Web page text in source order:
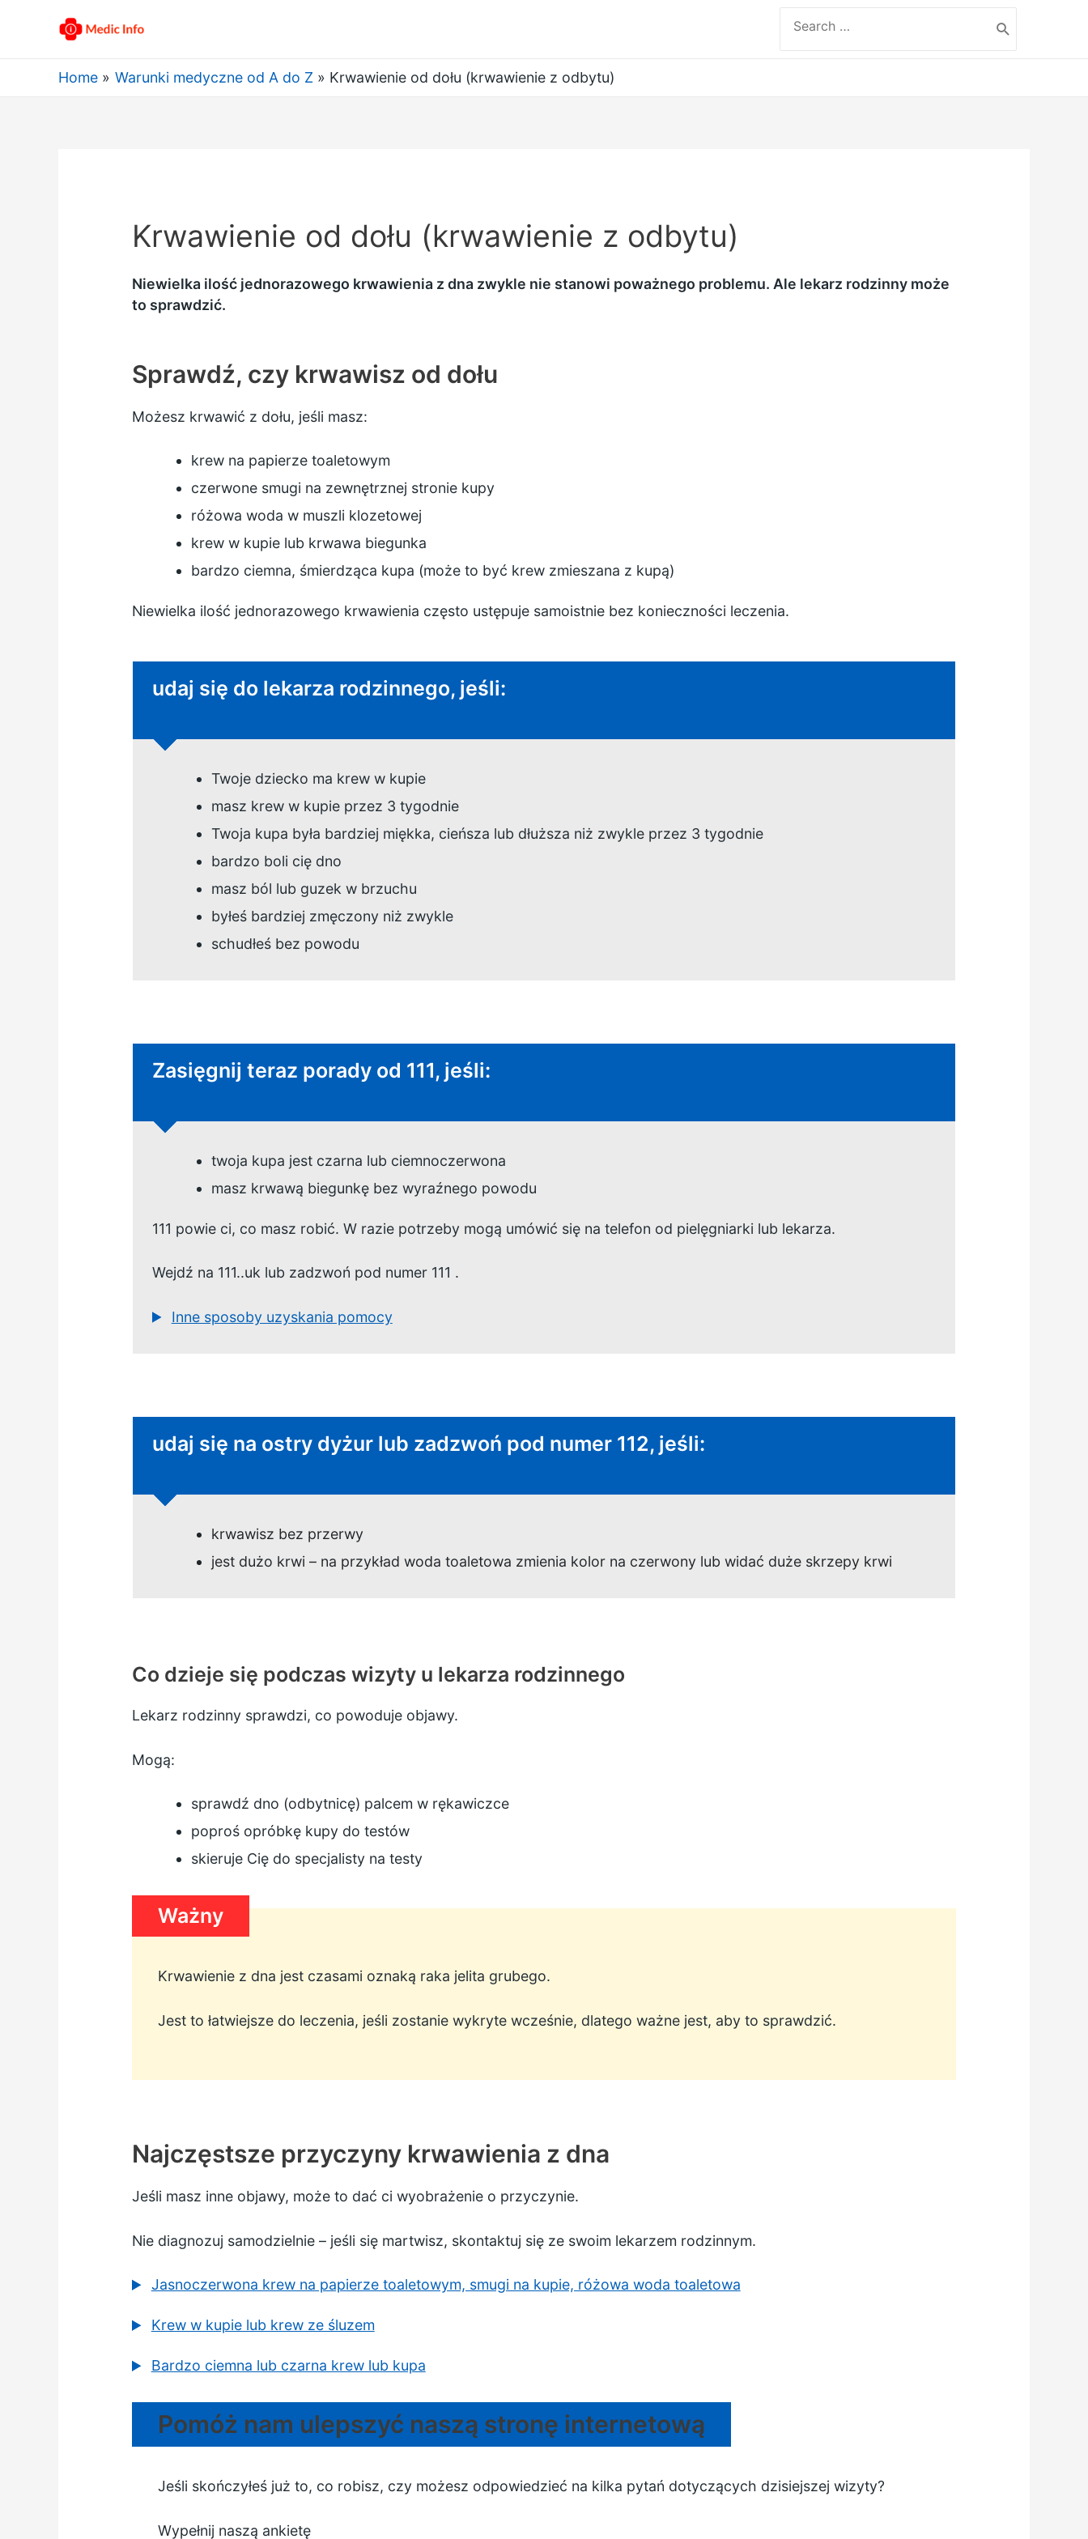
for:
Home Warunki medyczne od A do Z Krwawienie od dołu (krwawienie z odbytu)
Krwawienie od dołu (krwawienie z odbytu)
Niewielka ilość jednorazowego krwawienia z dna zwykle nie stanowi poważnego problemu. Ale lekarz rodzinny może
to sprawdzić.
Sprawdź, czy krwawisz od dołu
Możesz krwawić z dołu, jeśli masz:
krew na papierze toaletowym
czerwone smugi na zewnętrznej stronie kupy
różowa woda w muszli klozetowej
krew w kupie lub krwawa biegunka
bardzo ciemna, śmierdząca kupa (może to być krew zmieszana z kupą)
Niewielka ilość jednorazowego krwawienia często ustępuje samoistnie bez konieczności leczenia.
Niepilna porada:
udaj się do lekarza rodzinnego, jeśli:
Twoje dziecko ma krew w kupie
masz krew w kupie przez 3 tygodnie
Twoja kupa była bardziej miękka, cieńsza lub dłuższa niż zwykle przez 3 tygodnie
bardzo boli cię dno
masz ból lub guzek w brzuchu
byłeś bardziej zmęczony niż zwykle
schudłeś bez powodu
Pilna rada:
Zasięgnij teraz porady od 111, jeśli:
twoja kupa jest czarna lub ciemnoczerwona
masz krwawą biegunkę bez wyraźnego powodu
111 powie ci, co masz robić. W razie potrzeby mogą umówić się na telefon od pielęgniarki lub lekarza.
Wejdź na 111..uk lub zadzwoń pod numer 111 .
Inne sposoby uzyskania pomocy
Wymagane natychmiastowe działanie:
udaj się na ostry dyżur lub zadzwoń pod numer 112, jeśli:
krwawisz bez przerwy
jest dużo krwi – na przykład woda toaletowa zmienia kolor na czerwony lub widać duże skrzepy krwi
Co dzieje się podczas wizyty u lekarza rodzinnego
Lekarz rodzinny sprawdzi, co powoduje objawy.
Mogą:
sprawdź dno (odbytnicę) palcem w rękawiczce
poproś opróbkę kupy do testów
skieruje Cię do specjalisty na testy
Ważny
Krwawienie z dna jest czasami oznaką raka jelita grubego.
Jest to łatwiejsze do leczenia, jeśli zostanie wykryte wcześnie, dlatego ważne jest, aby to sprawdzić.
Najczęstsze przyczyny krwawienia z dna
Jeśli masz inne objawy, może to dać ci wyobrażenie o przyczynie.
Nie diagnozuj samodzielnie – jeśli się martwisz, skontaktuj się ze swoim lekarzem rodzinnym.
Jasnoczerwona krew na papierze toaletowym, smugi na kupie, różowa woda toaletowa
Krew w kupie lub krew ze śluzem
Bardzo ciemna lub czarna krew lub kupa
Pomóż nam ulepszyć naszą stronę internetową
Jeśli skończyłeś już to, co robisz, czy możesz odpowiedzieć na kilka pytań dotyczących dzisiejszej wizyty?
Wypełnij naszą ankietę